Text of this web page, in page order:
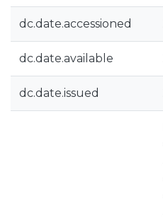
dc.date.accessioned
dc.date.available
dc.date.issued